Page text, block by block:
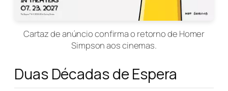
Cartaz de anúncio confirma o retorno de Homer
Simpson aos cinemas.
Duas Décadas de Espera